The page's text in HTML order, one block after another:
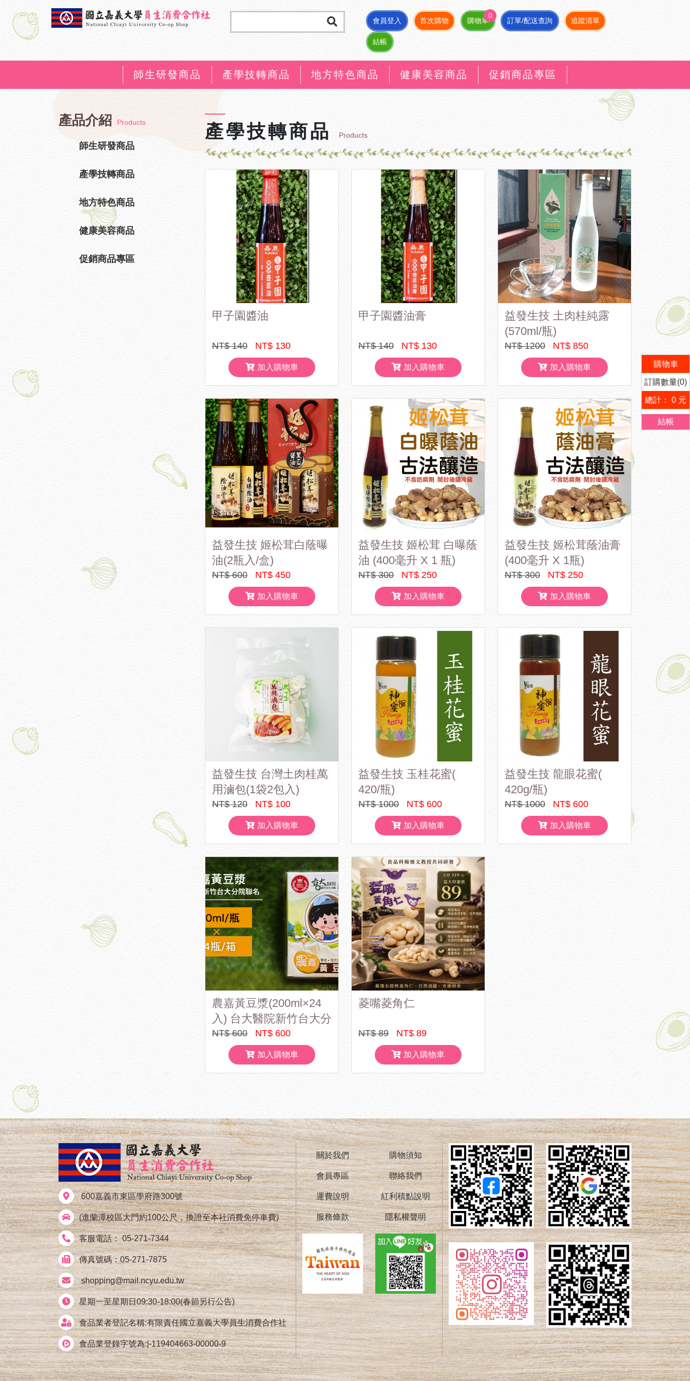
會員登入 首次購物 購物車
0
訂單/配送查詢 追蹤清單
結帳
師生研發商品 產學技轉商品 地方特色商品 健康美容商品 促銷商品專區
購物車
訂購數量(0)
總計： 0 元
結帳
產品介紹 Products
師生研發商品
產學技轉商品
地方特色商品
健康美容商品
促銷商品專區
產學技轉商品 Products
甲子園醬油
NT$ 140 NT$ 130
加入購物車
甲子園醬油膏
NT$ 140 NT$ 130
加入購物車
益發生技 土肉桂純露
(570ml/瓶)
NT$ 1200 NT$ 850
加入購物車
益發生技 姬松茸白蔭曝
油(2瓶入/盒)
NT$ 600 NT$ 450
加入購物車
益發生技 姬松茸 白曝蔭
油 (400毫升 X 1 瓶)
NT$ 300 NT$ 250
加入購物車
益發生技 姬松茸蔭油膏
(400毫升 X 1瓶)
NT$ 300 NT$ 250
加入購物車
益發生技 台灣土肉桂萬
用滷包(1袋2包入)
NT$ 120 NT$ 100
加入購物車
益發生技 玉桂花蜜(
420/瓶)
NT$ 1000 NT$ 600
加入購物車
益發生技 龍眼花蜜(
420g/瓶)
NT$ 1000 NT$ 600
加入購物車
農嘉黃豆漿(200ml×24
入) 台大醫院新竹台大分
院聯名商品
NT$ 600 NT$ 600
加入購物車
菱嘴菱角仁
NT$ 89 NT$ 89
加入購物車
600嘉義市東區學府路300號
(進蘭潭校區大門約100公尺，換證至本社消費免停車費)
客服電話： 05-271-7344
傳真號碼：05-271-7875
shopping@mail.ncyu.edu.tw
星期一至星期日09:30-18:00(春節另行公告)
食品業者登記名稱:有限責任國立嘉義大學員生消費合作社
食品業登錄字號為:|-119404663-00000-9
關於我們 購物須知
會員專區 聯絡我們
運費說明 紅利積點說明
服務條款 隱私權聲明